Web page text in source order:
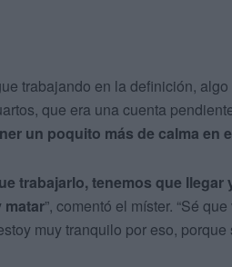
trabajando en la definición,
que era una cuenta
un poquito más de calma en
trabajarlo, tenemos que
matar”, comentó el míster. “Sé
muy tranquilo por eso, porque